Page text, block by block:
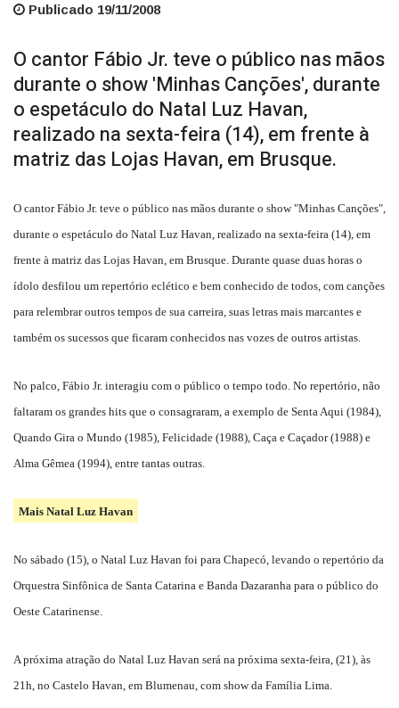
Publicado 19/11/2008
O cantor Fábio Jr. teve o público nas mãos
durante o show 'Minhas Canções', durante
o espetáculo do Natal Luz Havan,
realizado na sexta-feira (14), em frente à
matriz das Lojas Havan, em Brusque.
O cantor Fábio Jr. teve o público nas mãos durante o show "Minhas Canções",
durante o espetáculo do Natal Luz Havan, realizado na sexta-feira (14), em
frente à matriz das Lojas Havan, em Brusque. Durante quase duas horas o
ídolo desfilou um repertório eclético e bem conhecido de todos, com canções
para relembrar outros tempos de sua carreira, suas letras mais marcantes e
também os sucessos que ficaram conhecidos nas vozes de outros artistas.
No palco, Fábio Jr. interagiu com o público o tempo todo. No repertório, não
faltaram os grandes hits que o consagraram, a exemplo de Senta Aqui (1984),
Quando Gira o Mundo (1985), Felicidade (1988), Caça e Caçador (1988) e
Alma Gêmea (1994), entre tantas outras.
Mais Natal Luz Havan
No sábado (15), o Natal Luz Havan foi para Chapecó, levando o repertório da
Orquestra Sinfônica de Santa Catarina e Banda Dazaranha para o público do
Oeste Catarinense.
A próxima atração do Natal Luz Havan será na próxima sexta-feira, (21), às
21h, no Castelo Havan, em Blumenau, com show da Família Lima.